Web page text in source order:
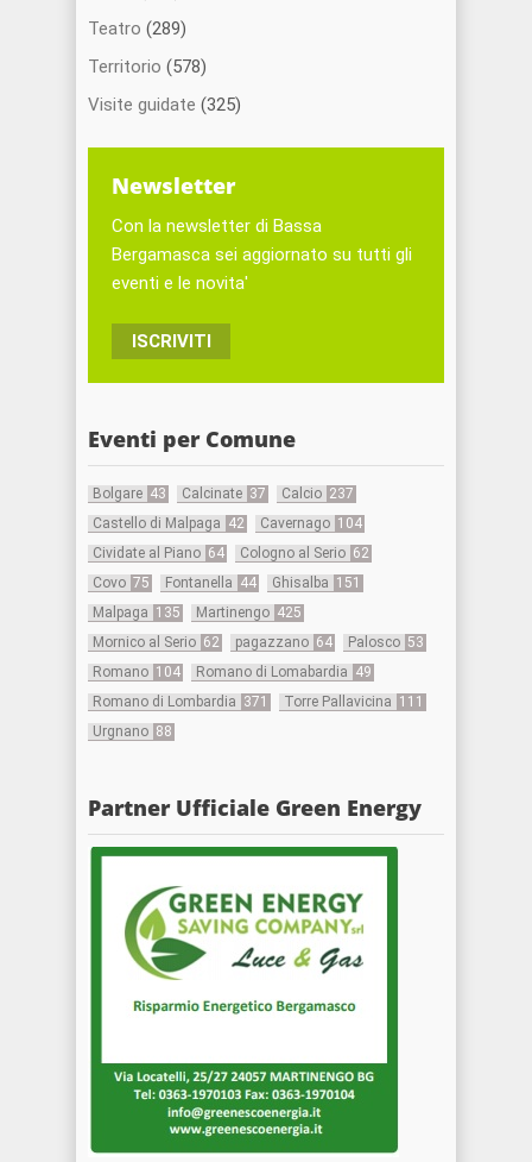
Teatro (289)
Territorio (578)
Visite guidate (325)
Newsletter
Con la newsletter di Bassa
Bergamasca sei aggiornato su tutti gli
eventi e le novita'
ISCRIVITI
Eventi per Comune
Bolgare 43 Calcinate 37 Calcio 237
Castello di Malpaga 42 Cavernago 104
Cividate al Piano 64 Cologno al Serio 62
Covo 75 Fontanella 44 Ghisalba 151
Malpaga 135 Martinengo 425
Mornico al Serio 62 pagazzano 64 Palosco 53
Romano 104 Romano di Lomabardia 49
Romano di Lombardia 371 Torre Pallavicina 111
Urgnano 88
Partner Ufficiale Green Energy